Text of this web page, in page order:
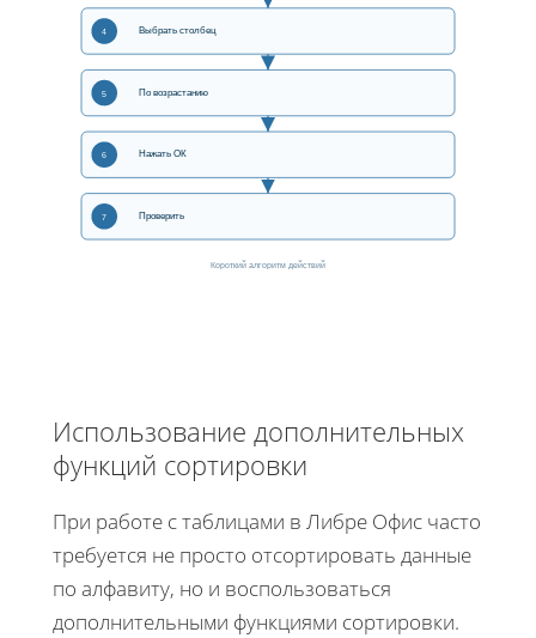
4 Выбрать столбец
5 По возрастанию
6 Нажать ОК
7 Проверить
Короткий алгоритм действий
Использование дополнительных
функций сортировки
При работе с таблицами в Либре Офис часто
требуется не просто отсортировать данные
по алфавиту, но и воспользоваться
дополнительными функциями сортировки.